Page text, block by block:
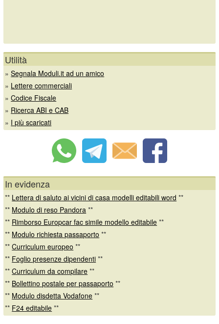
Utilità
»Segnala Moduli.it ad un amico
» Lettere commerciali
»Codice Fiscale
» Ricerca ABI e CAB
» I più scaricati
In evidenza
** Lettera di saluto ai vicini di casa modelli editabili word **
** Modulo di reso Pandora **
** Rimborso Europcar fac simile modello editabile **
** Modulo richiesta passaporto **
**Curriculum europeo **
** Foglio presenze dipendenti **
**Curriculum da compilare **
** Bollettino postale per passaporto **
** Modulo disdetta Vodafone **
** F24 editabile **